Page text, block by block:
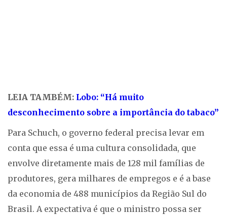
LEIA TAMBÉM: Lobo: “Há muito
desconhecimento sobre a importância do tabaco”
Para Schuch, o governo federal precisa levar em
conta que essa é uma cultura consolidada, que
envolve diretamente mais de 128 mil famílias de
produtores, gera milhares de empregos e é a base
da economia de 488 municípios da Região Sul do
Brasil. A expectativa é que o ministro possa ser